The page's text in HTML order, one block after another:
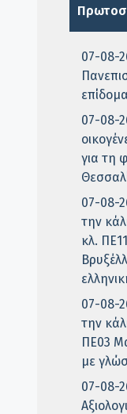
07-08-
επίδομα
07-08-
για τη
07-08-
την
κλ.
07-08-
την
ΠΕ03
με
07-08-